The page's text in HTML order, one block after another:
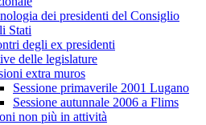
dei presidenti del Consiglio
Stati
degli ex presidenti
delle legislature
extra muros
Sessione primaverile 2001 Lugano
Sessione autunnale 2006 a Flims
non più in attività